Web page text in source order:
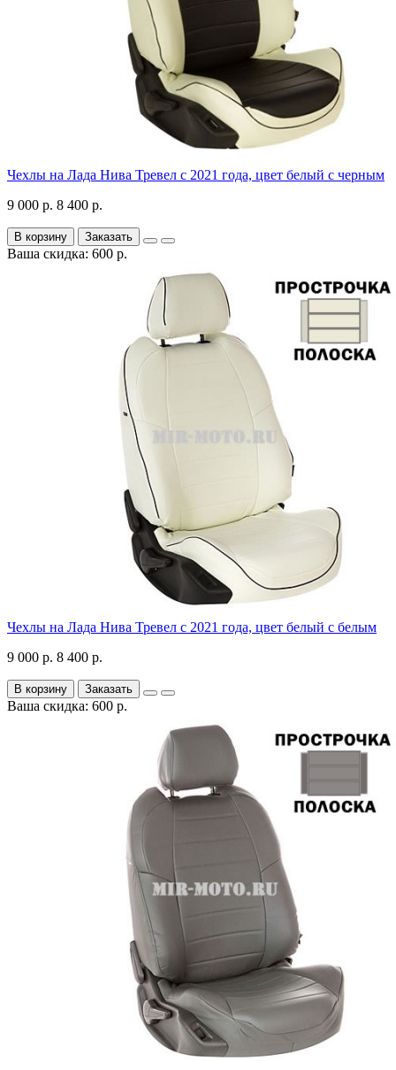
Чехлы на Лада Нива Тревел с 2021 года, цвет белый с черным
9 000 р. 8 400 р.
В корзину Заказать
Ваша скидка: 600 р.
Чехлы на Лада Нива Тревел с 2021 года, цвет белый с белым
9 000 р. 8 400 р.
В корзину Заказать
Ваша скидка: 600 р.